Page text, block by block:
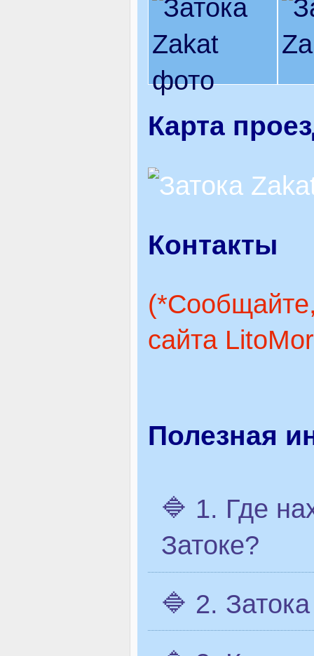
Карта
Контакты
сайта
Полезная
🔷 1. Где
Затоке?
🔷 2.